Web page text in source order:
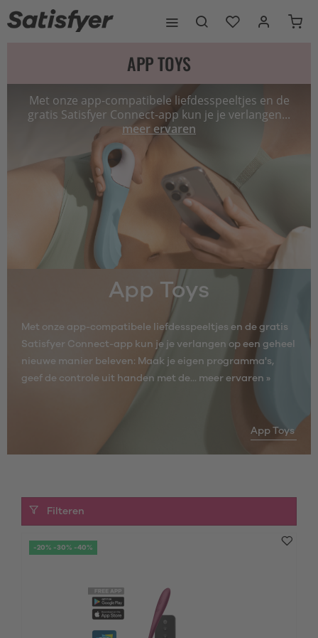
APP TOYS
Met onze app-compatibele liefdesspeeltjes en de
gratis Satisfyer Connect-app kun je je verlangen...
meer ervaren
App Toys
Met onze app-compatibele liefdesspeeltjes en de gratis
Satisfyer Connect-app kun je je verlangen op een geheel
nieuwe manier beleven: Maak je eigen programma's,
geef de controle uit handen met de... meer ervaren »
App Toys
Filteren
-20% -30% -40%